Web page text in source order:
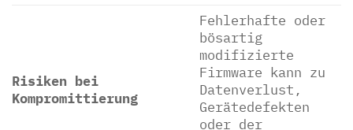
Risiken bei
Kompromittierung
Fehlerhafte oder
bösartig
modifizierte
Firmware kann zu
Datenverlust,
Gerätedefekten
oder der